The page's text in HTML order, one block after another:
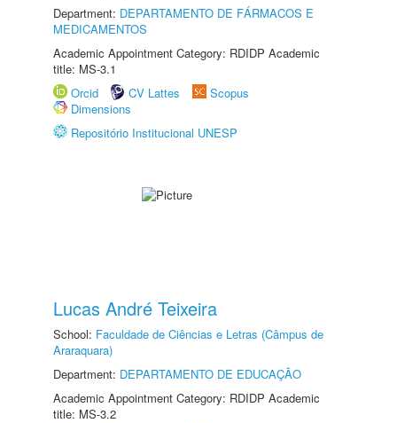
Department: DEPARTAMENTO DE FÁRMACOS E
MEDICAMENTOS
Academic Appointment Category: RDIDP Academic
title: MS-3.1
Orcid
CV Lattes
Scopus
Dimensions
Repositório Institucional UNESP
Lucas André Teixeira
School: Faculdade de Ciências e Letras (Câmpus de
Araraquara)
Department: DEPARTAMENTO DE EDUCAÇÃO
Academic Appointment Category: RDIDP Academic
title: MS-3.2